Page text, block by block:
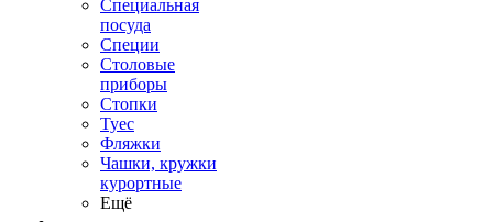
Специальная
посуда
Специи
Столовые
приборы
Стопки
Туес
Фляжки
Чашки, кружки
курортные
Ещё